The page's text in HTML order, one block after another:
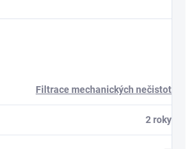
Filtrace mechanických nečistot
2 roky